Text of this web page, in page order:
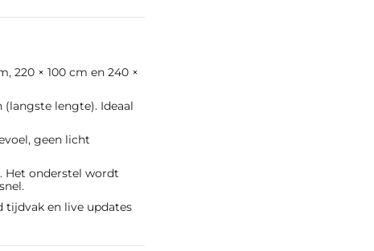
220 × 100 cm en 240 ×
(langste lengte). Ideaal
geen licht
Het onderstel wordt
tijdvak en live updates